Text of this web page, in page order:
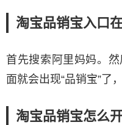
淘宝品销宝入口在
首先搜索阿里妈妈。
面就会出现“品销宝”了
淘宝品销宝怎么开